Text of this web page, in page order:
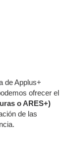
de Applus+
ofrecer el
o ARES+)
de las